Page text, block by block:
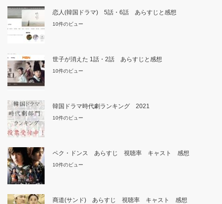
恋人(韓国ドラマ) 5話・6話 あらすじと感想
10件のビュー
世子が消えた 1話・2話 あらすじと感想
10件のビュー
韓国ドラマ時代劇ランキング 2021
10件のビュー
ペク・ドンス あらすじ 視聴率 キャスト 感想
10件のビュー
商道(サンド) あらすじ 視聴率 キャスト 感想